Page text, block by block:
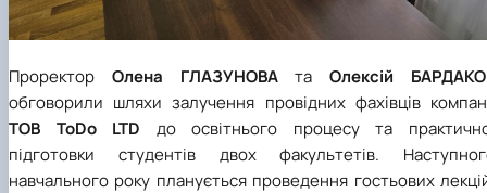
Проректор Олена ГЛАЗУНОВАта Олексій
обговорили шляхи залучення провідних фахівців
ТОВ ToDo LTD до освітнього процесу та
підготовки студентів двох факультетів.
навчального року планується проведення гостьових